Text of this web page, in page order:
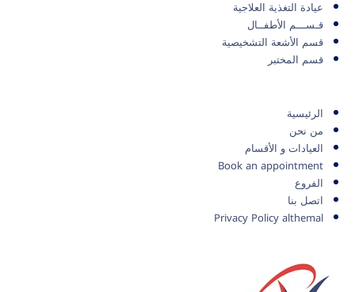
عيادة التغذية العلاجية
قـســـم الأطفــال
قسم الأشعة التشخيصية
قسم المختبر
الرئيسية
من نحن
العيادات و الأقسام
Book an appointment
الفروع
اتصل بنا
Privacy Policy althemal